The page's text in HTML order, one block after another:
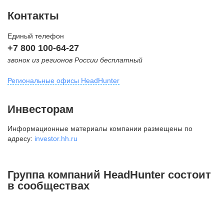
Контакты
Единый телефон
+7 800 100-64-27
звонок из регионов России бесплатный
Региональные офисы HeadHunter
внутригородская территория
Муниципальный округ Тверской,
2-я Брестская ул., д. 48,
+7 495 980-64-27
Инвесторам
Информационные материалы компании размещены по
адресу: investor.hh.ru
Группа компаний HeadHunter состоит
в сообществах